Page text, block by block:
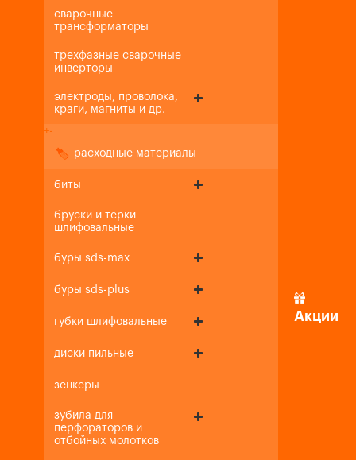
сварочные
трансформаторы
трехфазные сварочные
инверторы
электроды, проволока,
краги, магниты и др.
+-
расходные материалы
биты
бруски и терки
шлифовальные
буры sds-max
буры sds-plus
губки шлифовальные
диски пильные
зенкеры
зубила для
перфораторов и
отбойных молотков
Акции